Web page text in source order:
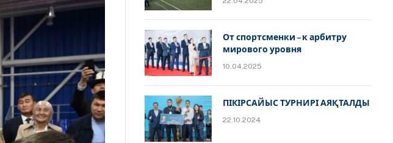
От спортсменки – к арбитру
мирового уровня
10.04.2025
ПІКІРСАЙЫС ТУРНИРІ АЯҚТАЛДЫ
22.10.2024